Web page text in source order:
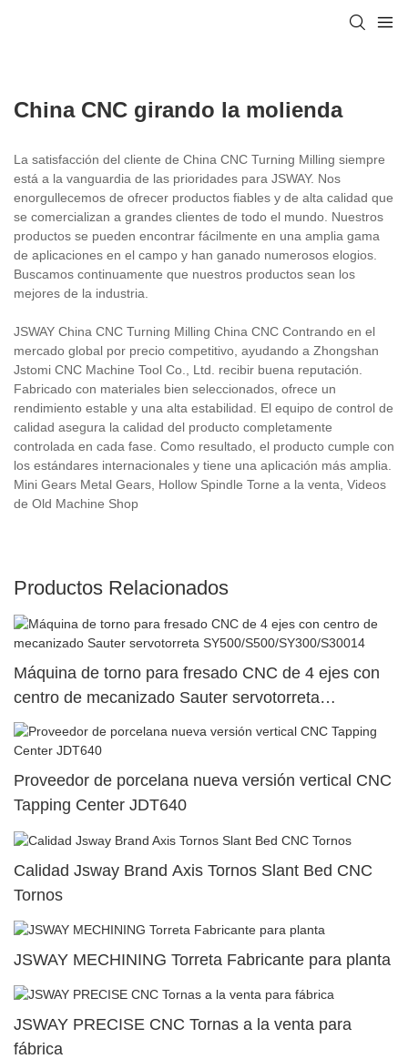
China CNC girando la molienda
La satisfacción del cliente de China CNC Turning Milling siempre
está a la vanguardia de las prioridades para JSWAY. Nos
enorgullecemos de ofrecer productos fiables y de alta calidad que
se comercializan a grandes clientes de todo el mundo. Nuestros
productos se pueden encontrar fácilmente en una amplia gama
de aplicaciones en el campo y han ganado numerosos elogios.
Buscamos continuamente que nuestros productos sean los
mejores de la industria.
JSWAY China CNC Turning Milling China CNC Contrando en el
mercado global por precio competitivo, ayudando a Zhongshan
Jstomi CNC Machine Tool Co., Ltd. recibir buena reputación.
Fabricado con materiales bien seleccionados, ofrece un
rendimiento estable y una alta estabilidad. El equipo de control de
calidad asegura la calidad del producto completamente
controlada en cada fase. Como resultado, el producto cumple con
los estándares internacionales y tiene una aplicación más amplia.
Mini Gears Metal Gears, Hollow Spindle Torne a la venta, Videos
de Old Machine Shop
Productos Relacionados
Máquina de torno para fresado CNC de 4 ejes con
centro de mecanizado Sauter servotorreta
SY500/S500/SY300/S30014
Proveedor de porcelana nueva versión vertical CNC
Tapping Center JDT640
Calidad Jsway Brand Axis Tornos Slant Bed CNC
Tornos
JSWAY MECHINING Torreta Fabricante para planta
JSWAY PRECISE CNC Tornas a la venta para
fábrica